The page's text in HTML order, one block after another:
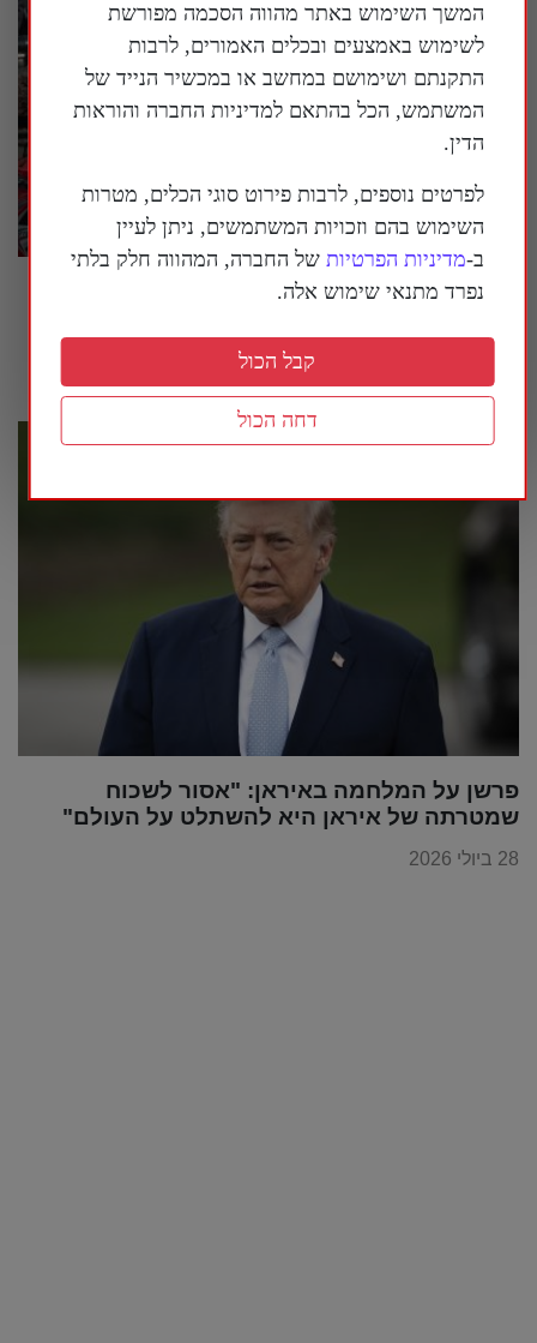
המשטר הסיני מנסה לחמש מחדש את איראן |
פרשן על המלחמה באיראן: "אסור לשכוח
שמטרתה של איראן היא להשתלט על העולם"
28 ביולי 2026
המשך השימוש באתר מהווה הסכמה מפורשת
לשימוש באמצעים ובכלים האמורים, לרבות
התקנתם ושימושם במחשב או במכשיר הנייד של
המשתמש, הכל בהתאם למדיניות החברה והוראות
הדין.
לפרטים נוספים, לרבות פירוט סוגי הכלים, מטרות
השימוש בהם וזכויות המשתמשים, ניתן לעיין
ב-מדיניות הפרטיות של החברה, המהווה חלק בלתי
נפרד מתנאי שימוש אלה.
דחה הכול
קבל הכול